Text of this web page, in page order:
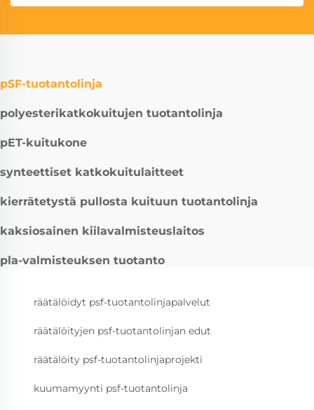
pSF-tuotantolinja
polyesterikatkokuitujen tuotantolinja
pET-kuitukone
synteettiset katkokuitulaitteet
kierrätetystä pullosta kuituun tuotantolinja
kaksiosainen kiilavalmisteuslaitos
pla-valmisteuksen tuotanto
räätälöidyt psf-tuotantolinjapalvelut
räätälöityjen psf-tuotantolinjan edut
räätälöity psf-tuotantolinjaprojekti
kuumamyynti psf-tuotantolinja